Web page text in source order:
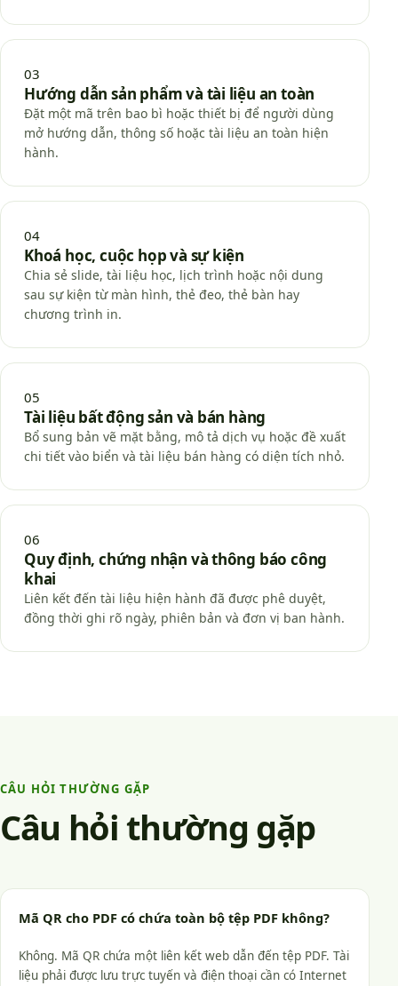
03
Hướng dẫn sản phẩm và tài liệu an toàn
Đặt một mã trên bao bì hoặc thiết bị để người dùng
mở hướng dẫn, thông số hoặc tài liệu an toàn hiện
hành.
04
Khoá học, cuộc họp và sự kiện
Chia sẻ slide, tài liệu học, lịch trình hoặc nội dung
sau sự kiện từ màn hình, thẻ đeo, thẻ bàn hay
chương trình in.
05
Tài liệu bất động sản và bán hàng
Bổ sung bản vẽ mặt bằng, mô tả dịch vụ hoặc đề xuất
chi tiết vào biển và tài liệu bán hàng có diện tích nhỏ.
06
Quy định, chứng nhận và thông báo công
khai
Liên kết đến tài liệu hiện hành đã được phê duyệt,
đồng thời ghi rõ ngày, phiên bản và đơn vị ban hành.
CÂU HỎI THƯỜNG GẶP
Câu hỏi thường gặp
Mã QR cho PDF có chứa toàn bộ tệp PDF không?
Không. Mã QR chứa một liên kết web dẫn đến tệp PDF. Tài
liệu phải được lưu trực tuyến và điện thoại cần có Internet